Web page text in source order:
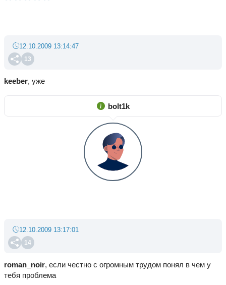
13
12.10.2009 13:14:47
keeber, уже
bolt1k
14
12.10.2009 13:17:01
roman_noir, если честно с огромным трудом понял в чем у
тебя проблема